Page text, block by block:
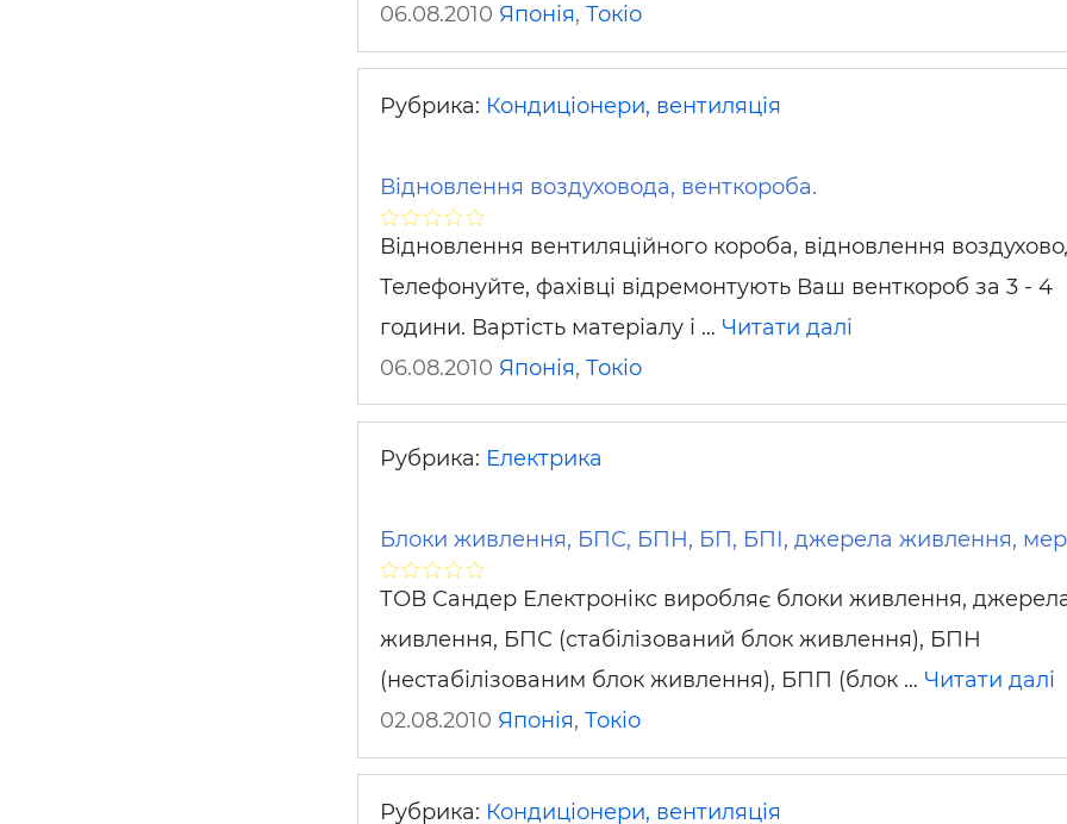
06.08.2010 Японія, Токіо
Рубрика: Кондиціонери, вентиляція
Відновлення воздуховода, венткороба.
Відновлення вентиляційного короба, відновлення
Телефонуйте, фахівці відремонтують Ваш венткороб за 3 - 4
години. Вартість матеріалу і … Читати далі
06.08.2010 Японія, Токіо
Рубрика: Електрика
Блоки живлення, БПС, БПН, БП, БПІ, джерела живлення,
ТОВ Сандер Електронікс виробляє блоки живлення,
живлення, БПС (стабілізований блок живлення), БПН
(нестабілізованим блок живлення), БПП (блок … Читати далі
02.08.2010 Японія, Токіо
Рубрика: Кондиціонери, вентиляція